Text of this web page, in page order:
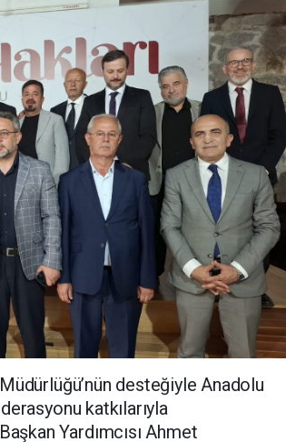
desteğiyle Anadolu
katkılarıyla
Yardımcısı Ahmet